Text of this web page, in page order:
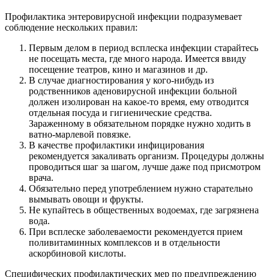
Профилактика энтеровирусной инфекции подразумевает
соблюдение нескольких правил:
Первым делом в период всплеска инфекции старайтесь
не посещать места, где много народа. Имеется ввиду
посещение театров, кино и магазинов и др.
В случае диагностирования у кого-нибудь из
родственников аденовирусной инфекции больной
должен изолирован на какое-то время, ему отводится
отдельная посуда и гигиенические средства.
Зараженному в обязательном порядке нужно ходить в
ватно-марлевой повязке.
В качестве профилактики инфицирования
рекомендуется закаливать организм. Процедуры должны
проводиться шаг за шагом, лучше даже под присмотром
врача.
Обязательно перед употреблением нужно старательно
вымывать овощи и фрукты.
Не купайтесь в общественных водоемах, где загрязнена
вода.
При всплеске заболеваемости рекомендуется прием
поливитаминных комплексов и в отдельности
аскорбиновой кислоты.
Специфических профилактических мер по предупреждению